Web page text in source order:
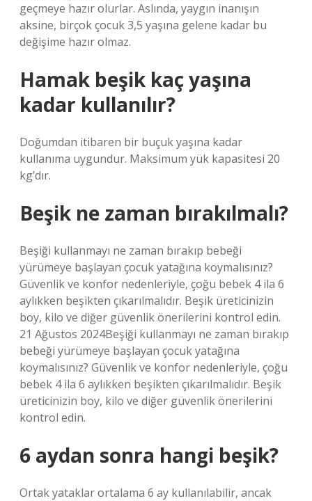
geçmeye hazır olurlar. Aslında, yaygın inanışın
aksine, birçok çocuk 3,5 yaşına gelene kadar bu
değişime hazır olmaz.
Hamak beşik kaç yaşına
kadar kullanılır?
Doğumdan itibaren bir buçuk yaşına kadar
kullanıma uygundur. Maksimum yük kapasitesi 20
kg’dır.
Beşik ne zaman bırakılmalı?
Beşiği kullanmayı ne zaman bırakıp bebeği
yürümeye başlayan çocuk yatağına koymalısınız?
Güvenlik ve konfor nedenleriyle, çoğu bebek 4 ila 6
aylıkken beşikten çıkarılmalıdır. Beşik üreticinizin
boy, kilo ve diğer güvenlik önerilerini kontrol edin.
21 Ağustos 2024Beşiği kullanmayı ne zaman bırakıp
bebeği yürümeye başlayan çocuk yatağına
koymalısınız? Güvenlik ve konfor nedenleriyle, çoğu
bebek 4 ila 6 aylıkken beşikten çıkarılmalıdır. Beşik
üreticinizin boy, kilo ve diğer güvenlik önerilerini
kontrol edin.
6 aydan sonra hangi beşik?
Ortak yataklar ortalama 6 ay kullanılabilir, ancak